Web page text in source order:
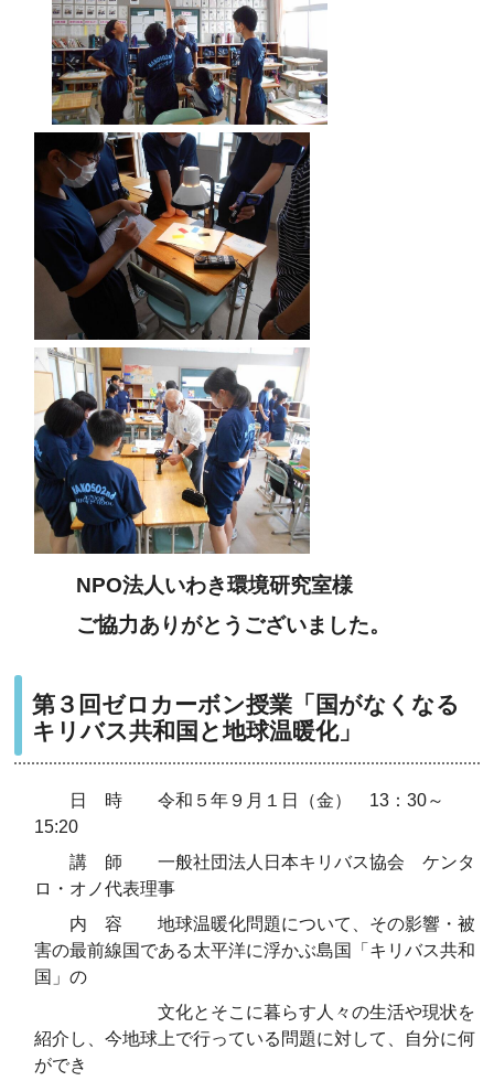
NPO法人いわき環境研究室様
ご協力ありがとうございました。
第３回ゼロカーボン授業「国がなくなる
キリバス共和国と地球温暖化」
日 時 令和５年９月１日（金） 13：30～
15:20
講 師 一般社団法人日本キリバス協会 ケンタ
ロ・オノ代表理事
内 容 地球温暖化問題について、その影響・被
害の最前線国である太平洋に浮かぶ島国「キリバス共和
国」の
文化とそこに暮らす人々の生活や現状を
紹介し、今地球上で行っている問題に対して、自分に何
ができ